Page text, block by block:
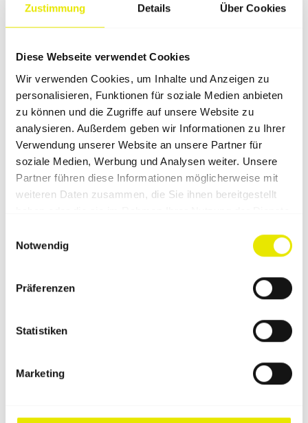
Zustimmung Details Über Cookies
Diese Webseite verwendet Cookies
Wir verwenden Cookies, um Inhalte und Anzeigen zu
personalisieren, Funktionen für soziale Medien anbieten
zu können und die Zugriffe auf unsere Website zu
analysieren. Außerdem geben wir Informationen zu Ihrer
Verwendung unserer Website an unsere Partner für
soziale Medien, Werbung und Analysen weiter. Unsere
Partner führen diese Informationen möglicherweise mit
weiteren Daten zusammen, die Sie ihnen bereitgestellt
Notwendig
Präferenzen
Statistiken
Marketing
Gewichtsplatte (10 kg & 15 kg)
Gewichtsplatte (15kg)
Häufige Einsatzbereiche
Passende Ergänzungen zu
diesem Zubehör